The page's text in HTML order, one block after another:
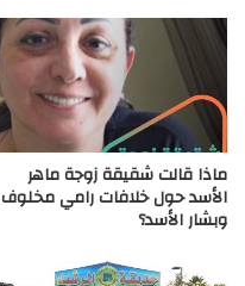
ماذا قالت شقيقة زوجة ماهر
الأسد حول خلافات رامي مخلوف
وبشار الأسد؟